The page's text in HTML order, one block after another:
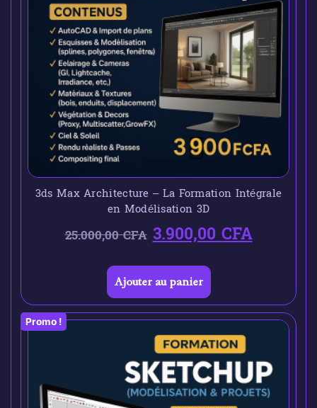
3ds Max Architecture – La Formation Intégrale
en Modélisation 3D
25.000,00CFA 3.900,00CFA
Ajouter au panier
Promo !